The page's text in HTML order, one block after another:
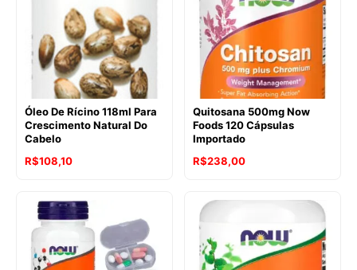
Óleo De Rícino 118ml Para
Crescimento Natural Do
Cabelo
R$108,10
Quitosana 500mg Now
Foods 120 Cápsulas
Importado
R$238,00